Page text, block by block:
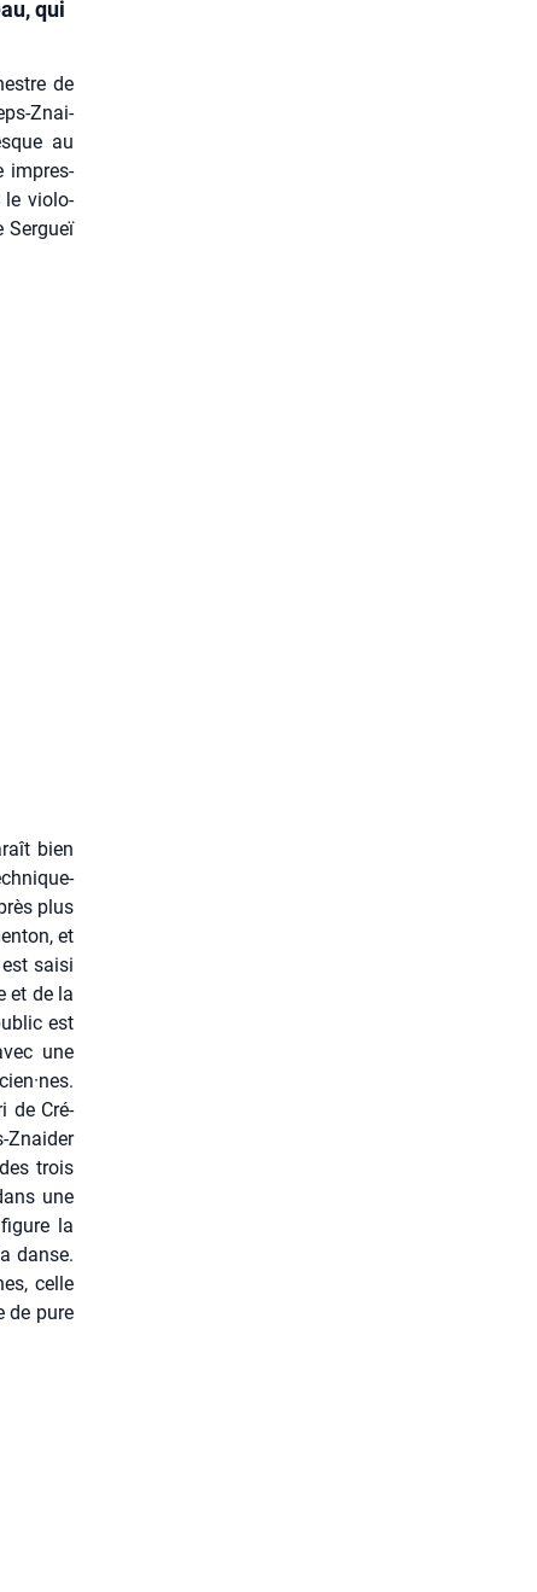
qui
de
Znai­
au
impres­
le vio­lo­
Ser­gueï
bien
plus
et
sai­si
et de la
est
une
de Cré­
Znai­der
trois
une
la
danse.
celle
de pure